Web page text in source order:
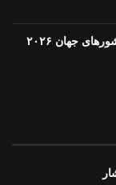
جهان ۲۰۲۶